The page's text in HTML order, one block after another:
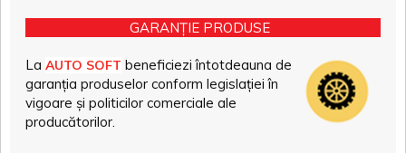
GARANȚIE PRODUSE
La AUTO SOFT beneficiezi întotdeauna de
garanția produselor conform legislației în
vigoare și politicilor comerciale ale
producătorilor.